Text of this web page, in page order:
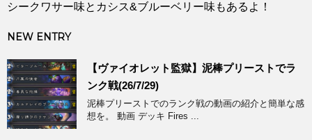
シークワサー味とカシス&ブルーベリー味もあるよ！
NEW ENTRY
【ヴァイオレット監獄】泥棒プリーストでラ
ンク戦(26/7/29)
泥棒プリーストでのランク戦の動画の紹介と簡単な感
想を。 動画 デッキ Fires ...